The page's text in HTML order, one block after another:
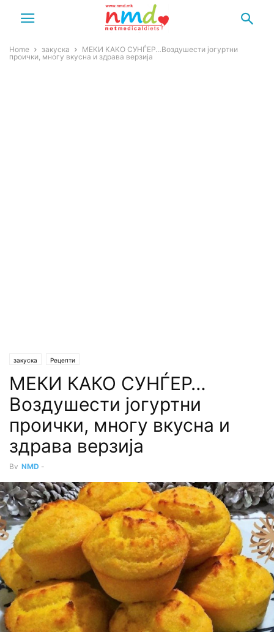
Home закуска
МЕКИ КАКО СУНЃЕР…Воздушести јогуртни
проички, многу вкусна и здрава верзија
закуска Рецепти
МЕКИ КАКО СУНЃЕР…
Воздушести јогуртни
проички, многу вкусна и
здрава верзија
By NMD -